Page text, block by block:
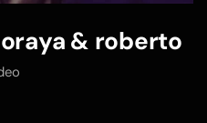
& roberto